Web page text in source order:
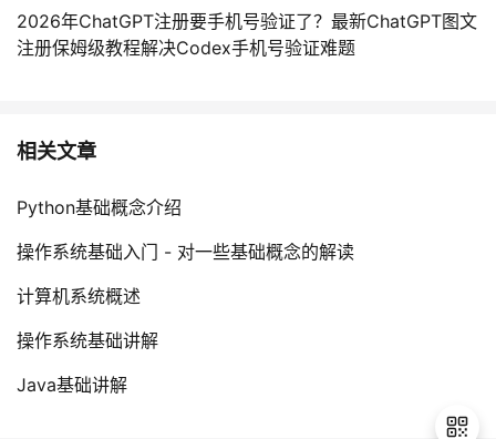
2026年ChatGPT注册要手机号验证了？最新ChatGPT图文
注册保姆级教程解决Codex手机号验证难题
相关文章
Python基础概念介绍
操作系统基础入门 - 对一些基础概念的解读
计算机系统概述
操作系统基础讲解
Java基础讲解